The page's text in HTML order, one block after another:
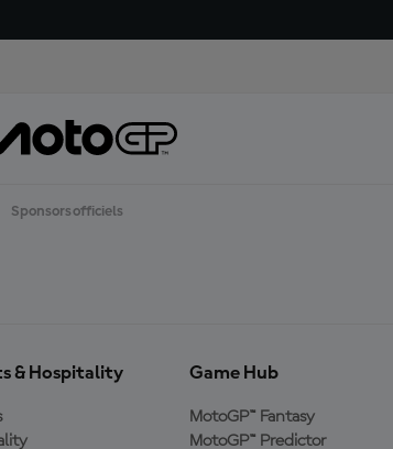
Sponsors officiels
& Hospitality Game Hub
MotoGP™ Fantasy
MotoGP™ Predictor